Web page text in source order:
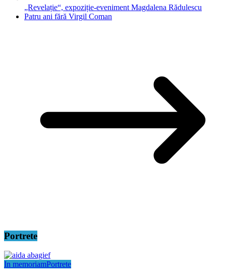
„Revelație“, expoziție-eveniment Magdalena Rădulescu
Patru ani fără Virgil Coman
Portrete
In memoriamPortrete